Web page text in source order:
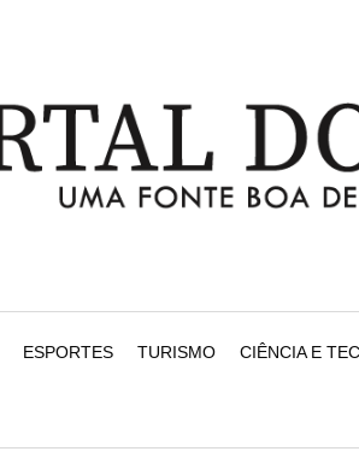
ESPORTES TURISMO CIÊNCIA E